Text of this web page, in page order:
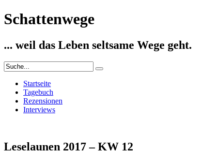
Schattenwege
... weil das Leben seltsame Wege geht.
Startseite
Tagebuch
Rezensionen
Interviews
Leselaunen 2017 – KW 12